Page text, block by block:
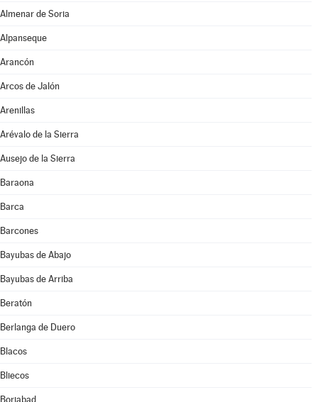
Almenar de Soria
Alpanseque
Arancón
Arcos de Jalón
Arenillas
Arévalo de la Sierra
Ausejo de la Sierra
Baraona
Barca
Barcones
Bayubas de Abajo
Bayubas de Arriba
Beratón
Berlanga de Duero
Blacos
Bliecos
Borjabad